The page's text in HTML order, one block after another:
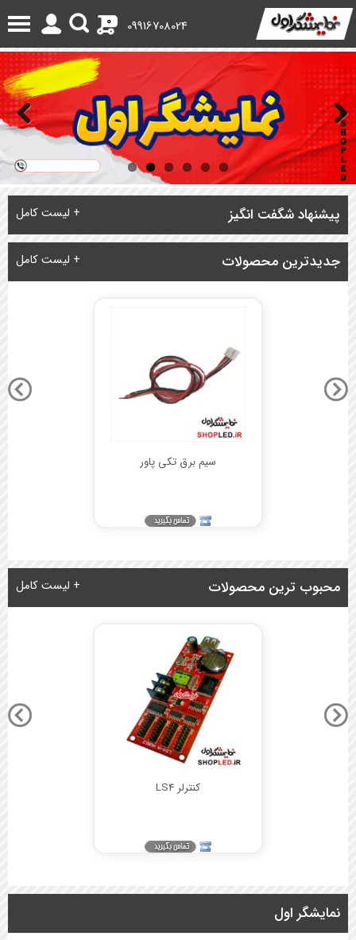
09916708024
0
Previous Next
پیشنهاد شگفت انگیز + لیست کامل
جدیدترین محصولات + لیست کامل
سیم برق تکی پاور
محبوب ترین محصولات + لیست کامل
کنترلر LS4
نمایشگر اول